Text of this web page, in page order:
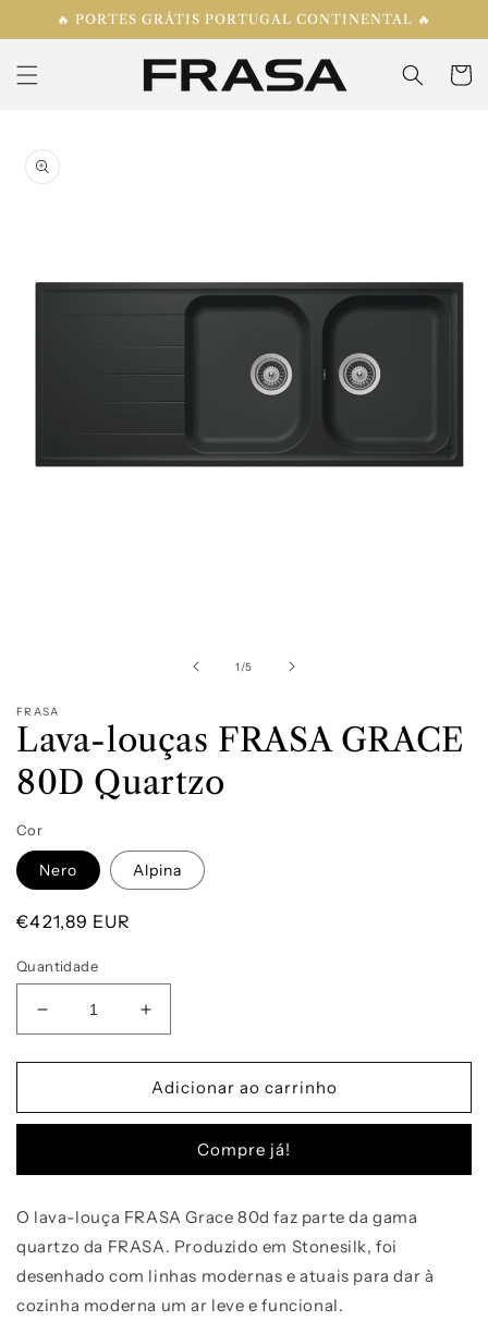
para o
conteúdo
🔥 PORTES GRÁTIS PORTUGAL CONTINENTAL 🔥
informação
1 /de
5
FRASA
Lava-louças FRASA GRACE
80D Quartzo
Cor
Nero Alpina
Preço
€421,89 EUR
Quantidade
Diminuir
a
quantidade
Lava-
GRACE
Quartzo
Aumentar
a
quantidade
de
Lava-
FRASA
GRACE
Quartzo
Adicionar ao carrinho
Compre já!
O lava-louça FRASA Grace 80d faz parte da gama
quartzo da FRASA. Produzido em Stonesilk, foi
desenhado com linhas modernas e atuais para dar à
cozinha moderna um ar leve e funcional.